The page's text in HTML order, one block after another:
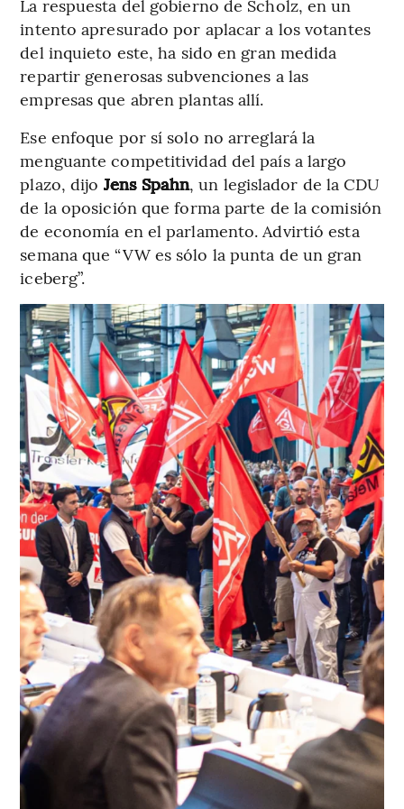
La respuesta del gobierno de Scholz, en un
intento apresurado por aplacar a los votantes
del inquieto este, ha sido en gran medida
repartir generosas subvenciones a las
empresas que abren plantas allí.
Ese enfoque por sí solo no arreglará la
menguante competitividad del país a largo
plazo, dijo Jens Spahn, un legislador de la CDU
de la oposición que forma parte de la comisión
de economía en el parlamento. Advirtió esta
semana que “VW es sólo la punta de un gran
iceberg”.